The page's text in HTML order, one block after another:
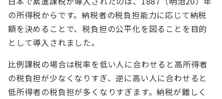
の所得税からです。納税者の税負担能力に応じて納税
額を決めることで、税負担の公平化を図ることを目的
として導入されました。
比例課税の場合は税率を低い人に合わせると高所得者
の税負担が少なくなりすぎ、逆に高い人に合わせると
低所得者の税負担が多くなりすぎます。納税が難しく